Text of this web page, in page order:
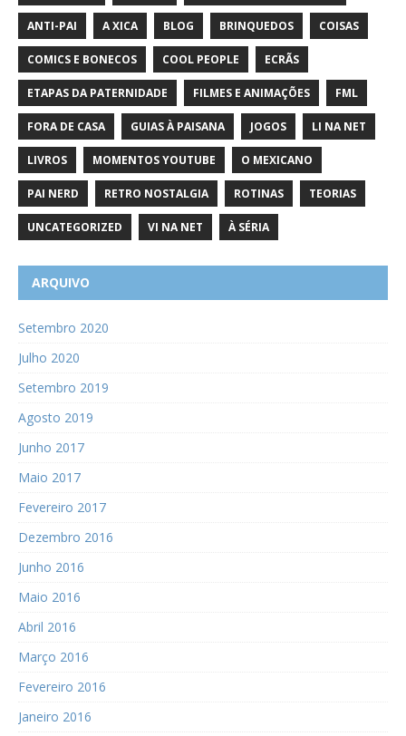
ANTI-PAI A XICA BLOG BRINQUEDOS COISAS
COMICS E BONECOS COOL PEOPLE ECRÃS
ETAPAS DA PATERNIDADE FILMES E ANIMAÇÕES FML
FORA DE CASA GUIAS À PAISANA JOGOS LI NA NET
LIVROS MOMENTOS YOUTUBE O MEXICANO
PAI NERD RETRO NOSTALGIA ROTINAS TEORIAS
UNCATEGORIZED VI NA NET À SÉRIA
ARQUIVO
Setembro 2020
Julho 2020
Setembro 2019
Agosto 2019
Junho 2017
Maio 2017
Fevereiro 2017
Dezembro 2016
Junho 2016
Maio 2016
Abril 2016
Março 2016
Fevereiro 2016
Janeiro 2016